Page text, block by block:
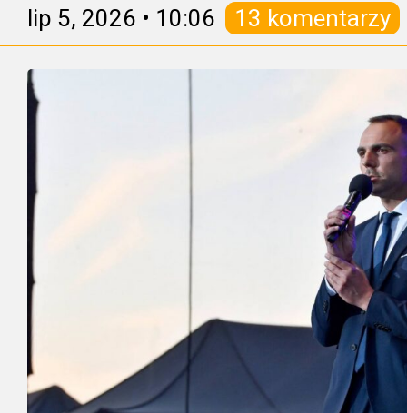
lip 5, 2026 • 10:06 13 komentarzy